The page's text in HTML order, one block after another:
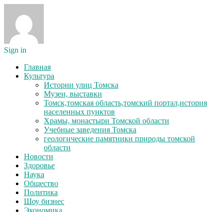
Sign in
Главная
Культура
Истории улиц Томска
Музеи, выставки
Томск,томская область,томский портал,история
населенных пунктов
Храмы, монастыри Томской области
Учебные заведения Томска
геологические памятники природы томской
области
Новости
Здоровье
Наука
Общество
Политика
Шоу бизнес
Экономика